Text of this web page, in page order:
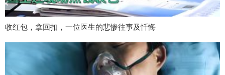
收红包，拿回扣，一位医生的悲惨往事及忏悔